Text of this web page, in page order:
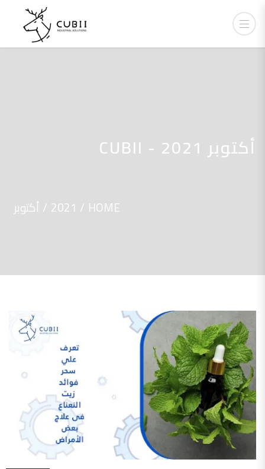
أكتوبر 2021 - CUBII
HOME
2021 أكتوبر